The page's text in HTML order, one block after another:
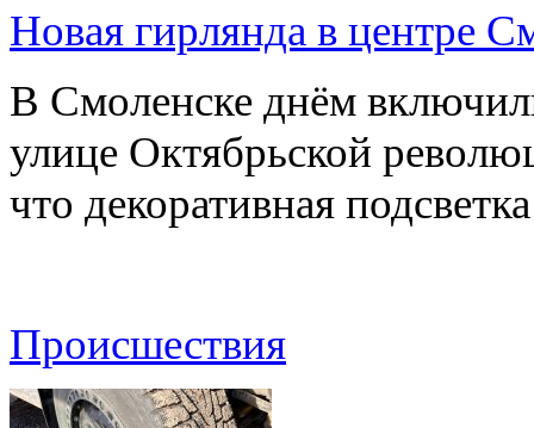
Новая гирлянда в центре
В Смоленске днём
улице Октябрьской
что декоративная
Происшествия